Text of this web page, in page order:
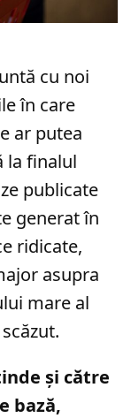
cu noi
în care
ar putea
la finalul
publicate
generat în
ridicate,
asupra
mare al
și către
bază,